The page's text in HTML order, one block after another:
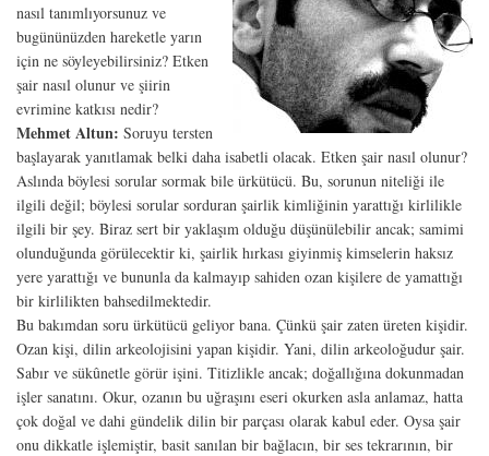
nasıl tanımlıyorsunuz ve
bugününüzden hareketle yarın
için ne söyleyebilirsiniz? Etken
şair nasıl olunur ve şiirin
evrimine katkısı nedir?
Mehmet Altun: Soruyu tersten
başlayarak yanıtlamak belki daha isabetli olacak. Etken şair nasıl olunur?
Aslında böylesi sorular sormak bile ürkütücü. Bu, sorunun niteliği ile
ilgili değil; böylesi sorular sorduran şairlik kimliğinin yarattığı kirlilikle
ilgili bir şey. Biraz sert bir yaklaşım olduğu düşünülebilir ancak; samimi
olunduğunda görülecektir ki, şairlik hırkası giyinmiş kimselerin haksız
yere yarattığı ve bununla da kalmayıp sahiden ozan kişilere de yamattığı
bir kirlilikten bahsedilmektedir.
Bu bakımdan soru ürkütücü geliyor bana. Çünkü şair zaten üreten kişidir.
Ozan kişi, dilin arkeolojisini yapan kişidir. Yani, dilin arkeoloğudur şair.
Sabır ve sükûnetle görür işini. Titizlikle ancak; doğallığına dokunmadan
işler sanatını. Okur, ozanın bu uğraşını eseri okurken asla anlamaz, hatta
çok doğal ve dahi gündelik dilin bir parçası olarak kabul eder. Oysa şair
onu dikkatle işlemiştir, basit sanılan bir bağlacın, bir ses tekrarının, bir